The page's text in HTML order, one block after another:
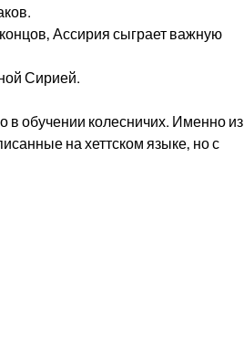
Ассирия сыграет важную
Сирией.
в обучении колесничих. Именно из
на хеттском языке, но с